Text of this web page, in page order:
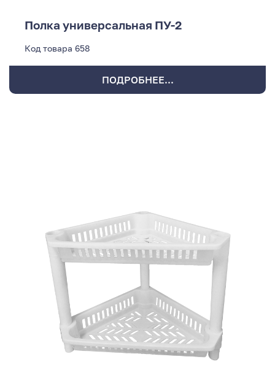
Полка универсальная ПУ-2
Код товара 658
ПОДРОБНЕЕ...